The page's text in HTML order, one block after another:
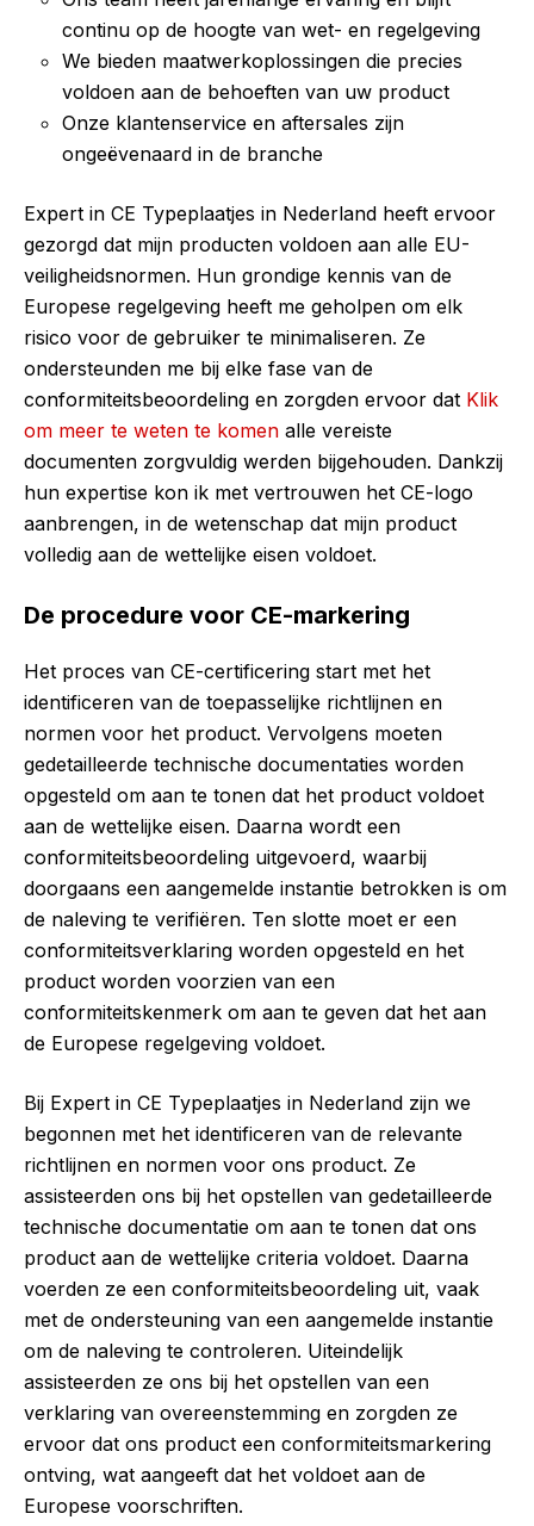
continu op de hoogte van wet- en regelgeving
We bieden maatwerkoplossingen die precies
voldoen aan de behoeften van uw product
Onze klantenservice en aftersales zijn
ongeëvenaard in de branche
Expert in CE Typeplaatjes in Nederland heeft ervoor
gezorgd dat mijn producten voldoen aan alle EU-
veiligheidsnormen. Hun grondige kennis van de
Europese regelgeving heeft me geholpen om elk
risico voor de gebruiker te minimaliseren. Ze
ondersteunden me bij elke fase van de
conformiteitsbeoordeling en zorgden ervoor dat Klik
om meer te weten te komen alle vereiste
documenten zorgvuldig werden bijgehouden. Dankzij
hun expertise kon ik met vertrouwen het CE-logo
aanbrengen, in de wetenschap dat mijn product
volledig aan de wettelijke eisen voldoet.
De procedure voor CE-markering
Het proces van CE-certificering start met het
identificeren van de toepasselijke richtlijnen en
normen voor het product. Vervolgens moeten
gedetailleerde technische documentaties worden
opgesteld om aan te tonen dat het product voldoet
aan de wettelijke eisen. Daarna wordt een
conformiteitsbeoordeling uitgevoerd, waarbij
doorgaans een aangemelde instantie betrokken is om
de naleving te verifiëren. Ten slotte moet er een
conformiteitsverklaring worden opgesteld en het
product worden voorzien van een
conformiteitskenmerk om aan te geven dat het aan
de Europese regelgeving voldoet.
Bij Expert in CE Typeplaatjes in Nederland zijn we
begonnen met het identificeren van de relevante
richtlijnen en normen voor ons product. Ze
assisteerden ons bij het opstellen van gedetailleerde
technische documentatie om aan te tonen dat ons
product aan de wettelijke criteria voldoet. Daarna
voerden ze een conformiteitsbeoordeling uit, vaak
met de ondersteuning van een aangemelde instantie
om de naleving te controleren. Uiteindelijk
assisteerden ze ons bij het opstellen van een
verklaring van overeenstemming en zorgden ze
ervoor dat ons product een conformiteitsmarkering
ontving, wat aangeeft dat het voldoet aan de
Europese voorschriften.